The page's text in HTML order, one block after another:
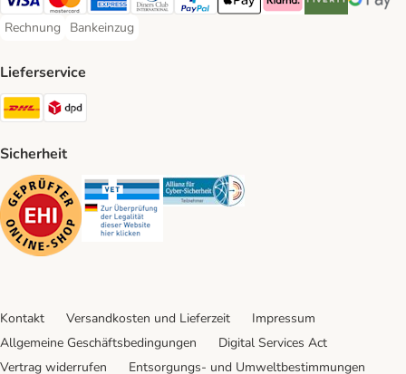
Visa Payment Method
Mastercard Payment Method
American Express Payment Method
Diners Club Payment Method
PayPal Payment Method
Apple Pay Payment Method
Klarna Payment Method
Riverty Payment
Google
Rechnung
Rechnung Payment Method
Bankeinzug
Bankeinzug Payment Method
Lieferservice
DHL Shipping Method
Sicherheit
Security Security Security
Kontakt Versandkosten und Lieferzeit
Impressum
Allgemeine Geschäftsbedingungen
Digital Services Act
Vertrag widerrufen
Entsorgungs- und Umweltbestimmungen